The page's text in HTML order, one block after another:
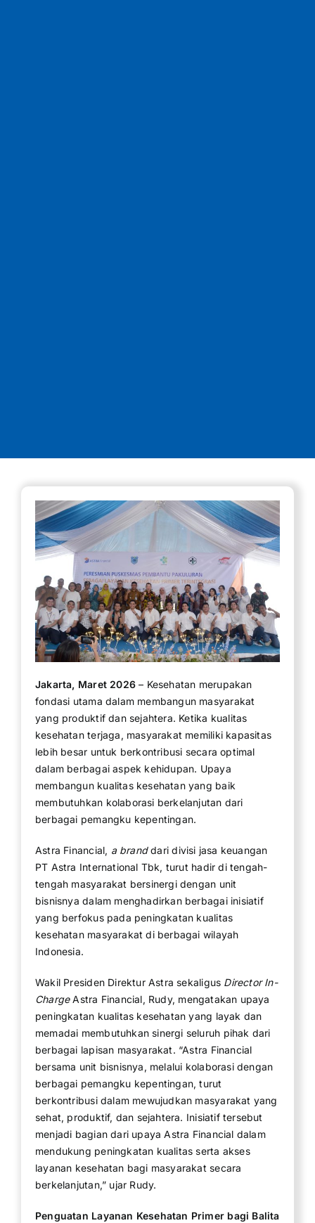
Jakarta, Maret 2026– Kesehatan merupakan
fondasi utama dalam membangun masyarakat
yang produktif dan sejahtera. Ketika kualitas
kesehatan terjaga, masyarakat memiliki kapasitas
lebih besar untuk berkontribusi secara optimal
dalam berbagai aspek kehidupan. Upaya
membangun kualitas kesehatan yang baik
membutuhkan kolaborasi berkelanjutan dari
berbagai pemangku kepentingan.
Astra Financial, a branddari divisi jasa keuangan
PT Astra International Tbk, turut hadir di tengah-
tengah masyarakat bersinergi dengan unit
bisnisnya dalam menghadirkan berbagai inisiatif
yang berfokus pada peningkatan kualitas
kesehatan masyarakat di berbagai wilayah
Indonesia.
Wakil Presiden Direktur Astra sekaligus Director In-
ChargeAstra Financial, Rudy, mengatakan upaya
peningkatan kualitas kesehatan yang layak dan
memadai membutuhkan sinergi seluruh pihak dari
berbagai lapisan masyarakat. “Astra Financial
bersama unit bisnisnya, melalui kolaborasi dengan
berbagai pemangku kepentingan, turut
berkontribusi dalam mewujudkan masyarakat yang
sehat, produktif, dan sejahtera. Inisiatif tersebut
menjadi bagian dari upaya Astra Financial dalam
mendukung peningkatan kualitas serta akses
layanan kesehatan bagi masyarakat secara
berkelanjutan,” ujar Rudy.
Penguatan Layanan Kesehatan Primer bagi Balita